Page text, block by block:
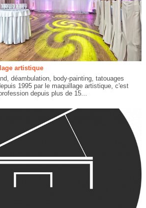
artistique
déambulation, body-painting, tatouages
1995 par le maquillage artistique, c'est
depuis plus de 15...